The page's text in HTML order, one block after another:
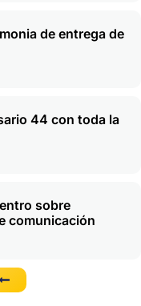
de entrega de
44 con toda la
sobre
comunicación